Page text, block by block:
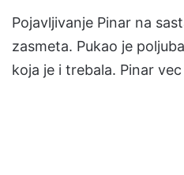
Pojavljivanje Pinar na
zasmeta. Pukao je
koja je i trebala. Pinar